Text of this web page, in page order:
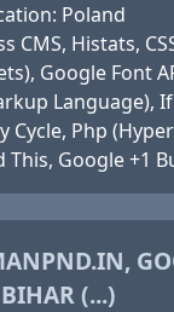
Poland
CMS, Histats,
Google Font
Language),
Cycle, Php
This, Google +1
(...)